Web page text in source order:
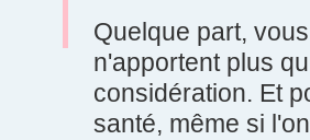
Quelque part,
n'apportent plus
considération. Et
santé, même si